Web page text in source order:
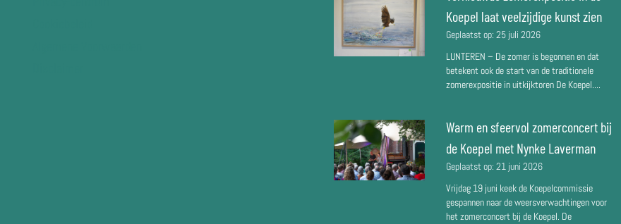
Koepel laat veelzijdige kunst zien
Geplaatst op:25 juli 2026
LUNTEREN – De zomer is begonnen en dat
betekent ook de start van de traditionele
zomerexpositie in uitkijktoren De Koepel....
Warm en sfeervol zomerconcert bij
de Koepel met Nynke Laverman
Geplaatst op:21 juni 2026
Vrijdag 19 juni keek de Koepelcommissie
gespannen naar de weersverwachtingen voor
het zomerconcert bij de Koepel. De